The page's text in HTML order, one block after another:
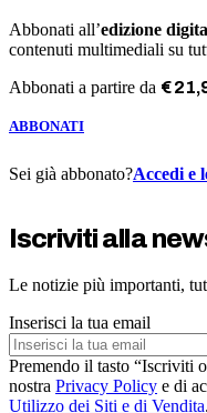
Abbonati all’edizione
contenuti multimediali su
Abbonati a partire da €21,
ABBONATI
Sei già abbonato?Accedi e
Iscriviti alla
Le notizie più importanti,
Inserisci la tua email
Premendo il tasto “Iscriviti
nostra Privacy Policy e di
Utilizzo dei Siti e di Vendita.